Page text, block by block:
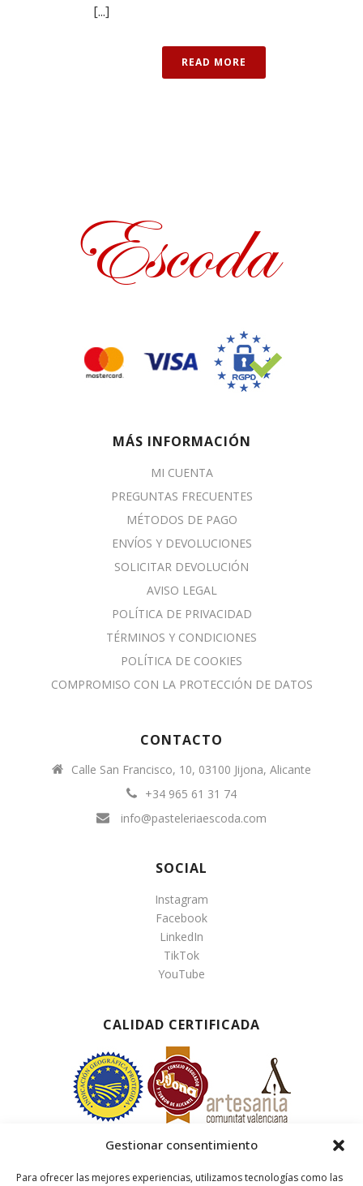
Gestionar consentimiento
Para ofrecer las mejores experiencias, utilizamos tecnologías como las
[...]
READ MORE
MÁS INFORMACIÓN
MI CUENTA
PREGUNTAS FRECUENTES
MÉTODOS DE PAGO
ENVÍOS Y DEVOLUCIONES
SOLICITAR DEVOLUCIÓN
AVISO LEGAL
POLÍTICA DE PRIVACIDAD
TÉRMINOS Y CONDICIONES
POLÍTICA DE COOKIES
COMPROMISO CON LA PROTECCIÓN DE DATOS
CONTACTO
Calle San Francisco, 10, 03100 Jijona, Alicante
+34 965 61 31 74
info@pasteleriaescoda.com
SOCIAL
Instagram
Facebook
LinkedIn
TikTok
YouTube
CALIDAD CERTIFICADA